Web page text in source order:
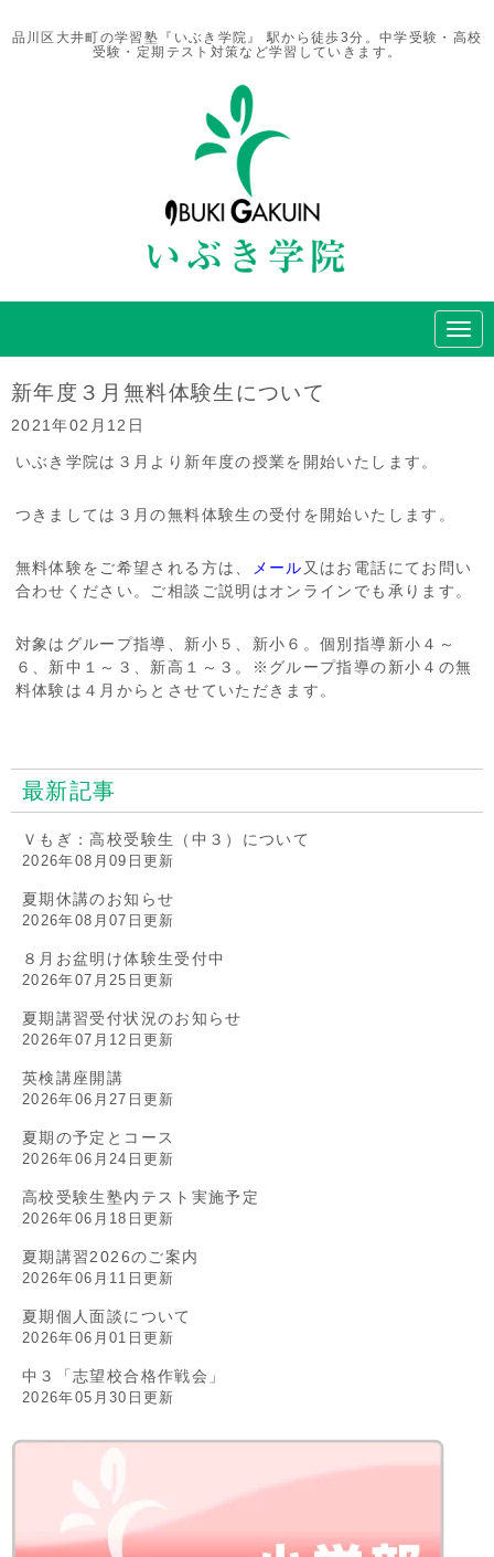
品川区大井町の学習塾『いぶき学院』 駅から徒歩3分。中学受験・高校
受験・定期テスト対策など学習していきます。
N
a
新年度３月無料体験生について
2021年02月12日
いぶき学院は３月より新年度の授業を開始いたします。
つきましては３月の無料体験生の受付を開始いたします。
無料体験をご希望される方は、 メール 又はお電話にてお問い
合わせください。ご相談ご説明はオンラインでも承ります。
対象はグループ指導、新小５、新小６。個別指導新小４～
６、新中１～３、新高１～３。※グループ指導の新小４の無
料体験は４月からとさせていただきます。
最新記事
Ｖもぎ：高校受験生（中３）について
2026年08月09日更新
夏期休講のお知らせ
2026年08月07日更新
８月お盆明け体験生受付中
2026年07月25日更新
夏期講習受付状況のお知らせ
2026年07月12日更新
英検講座開講
2026年06月27日更新
夏期の予定とコース
2026年06月24日更新
高校受験生塾内テスト実施予定
2026年06月18日更新
夏期講習2026のご案内
2026年06月11日更新
夏期個人面談について
2026年06月01日更新
中３「志望校合格作戦会」
2026年05月30日更新